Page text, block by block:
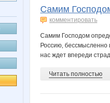
Самим
комментировать
Самим Господом
Россию, бессмысленно
нас ждет впереди
Читать полностью